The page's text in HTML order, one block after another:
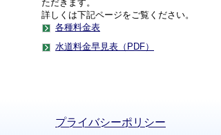
ただきます。
詳しくは下記ページをご覧ください。
各種料金表
水道料金早見表（PDF）
プライバシーポリシー